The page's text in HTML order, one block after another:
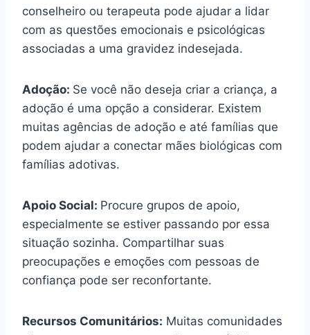
conselheiro ou terapeuta pode ajudar a lidar
com as questões emocionais e psicológicas
associadas a uma gravidez indesejada.
Adoção: Se você não deseja criar a criança, a
adoção é uma opção a considerar. Existem
muitas agências de adoção e até famílias que
podem ajudar a conectar mães biológicas com
famílias adotivas.
Apoio Social: Procure grupos de apoio,
especialmente se estiver passando por essa
situação sozinha. Compartilhar suas
preocupações e emoções com pessoas de
confiança pode ser reconfortante.
Recursos Comunitários: Muitas comunidades